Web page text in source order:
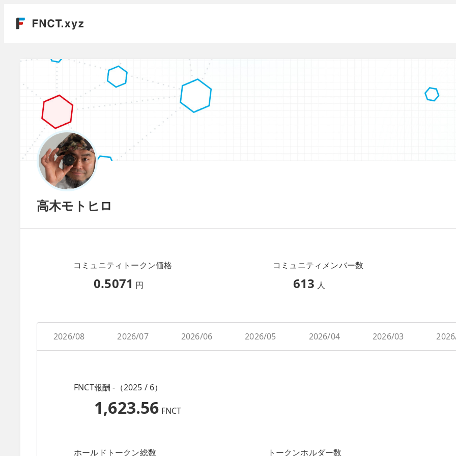
高木モトヒロ
コミュニティトークン価格
0.5071 円
コミュニティメンバー数
613 人
2026/08 2026/07 2026/06 2026/05 2026/04 2026/03
FNCT報酬 -（2025 / 6）
1,623.56 FNCT
ホールドトークン総数 トークンホルダー数